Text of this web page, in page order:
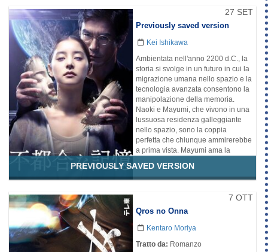
gruppi: il gruppo yakuza Jinbokai, il
gruppo yakuza Gozugumi e il
gruppo Taiga. Quest'ultimo si
occupa di frodi speciali come le
questi, nel mondo criminale di
Ikebukuro compare un misterioso
duo.
Genere
Crimine
Mistero
27 SET
Previously saved version
Kei Ishikawa
Ambientata nell'anno 2200 d.C., la
storia si svolge in un futuro in cui la
migrazione umana nello spazio e la
tecnologia avanzata consentono la
manipolazione della memoria.
Naoki e Mayumi, che vivono in una
lussuosa residenza galleggiante
nello spazio, sono la coppia
perfetta che chiunque ammirerebbe
a prima vista. Mayumi ama la
Naoki è dedito alla sua ricerca
personale. Sono una coppia
elegante, cucinare e cenare nella
sala da pranzo. Tuttavia, dietro la
l'amore distorto di Naoki, che
trasforma la moglie in un androide,
PREVIOUSLY SAVED VERSION
7 OTT
Qros no Onna
Kentaro Moriya
Tratto da: Romanzo